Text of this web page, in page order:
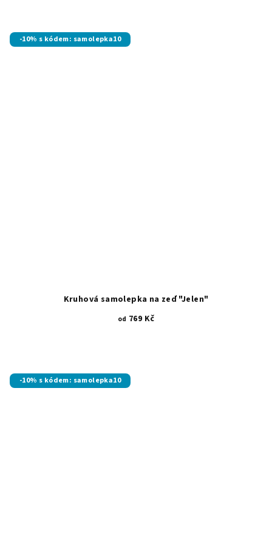
-10% s kódem: samolepka10
Kruhová samolepka na zeď "Jelen"
od 769 Kč
-10% s kódem: samolepka10